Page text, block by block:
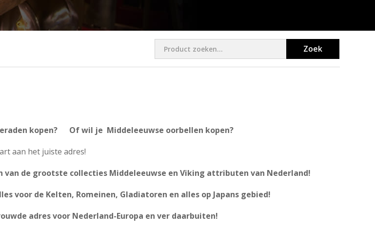
Zoek
kopen? Of wil je Middeleeuwse oorbellen kopen?
aan het juiste adres!
van de grootste collecties Middeleeuwse en Viking attributen van Nederland!
voor de Kelten, Romeinen, Gladiatoren en alles op Japans gebied!
adres voor Nederland-Europa en ver daarbuiten!